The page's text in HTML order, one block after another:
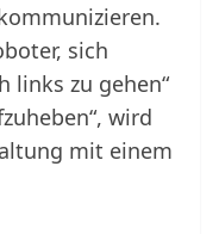
sich
links zu gehen“
wird
mit einem